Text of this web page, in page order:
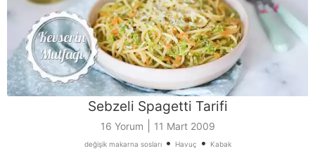
Sebzeli Spagetti Tarifi
16 Yorum 11 Mart 2009
değişik makarna sosları• Havuç • Kabak